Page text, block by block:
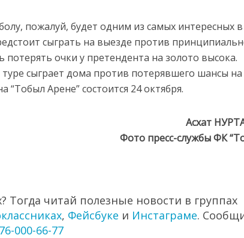
пожалуй, будет одним из самых интересных в
сыграть на выезде против
потерять очки у претендента на золото высока.
сыграет дома против потерявшего шансы на
Арене” состоится 24 октября.
Асхат
Фото пресс-службы ФК
Тогда читай полезные новости в группах
, Фейсбуке и Инстаграме.
000-66-77